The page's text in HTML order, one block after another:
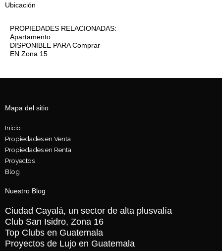
Ubicación
PROPIEDADES RELACIONADAS:
Apartamento
DISPONIBLE PARAComprar
EN Zona 15
Mapa del sitio
Inicio
Propiedades en Venta
Propiedades en Renta
Proyectos
Blog
Nuestro Blog
Ciudad Cayalá, un sector de alta plusvalía
Club San Isidro, Zona 16
Top Clubs en Guatemala
Proyectos de Lujo en Guatemala